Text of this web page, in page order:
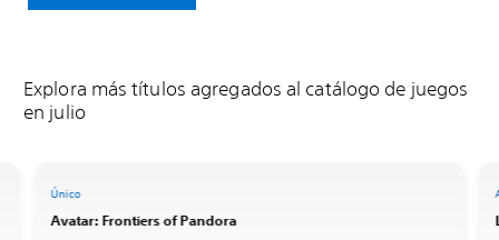
Explora más títulos agregados al catálogo de juegos
en julio
Único
Avatar: Frontiers of Pandora